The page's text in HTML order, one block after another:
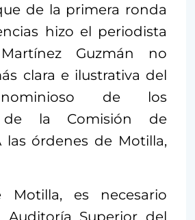
de la primera ronda
hizo el periodista
Guzmán no
clara e ilustrativa del
de los
de la Comisión de
las órdenes de Motilla,
es necesario
Auditoría Superior del